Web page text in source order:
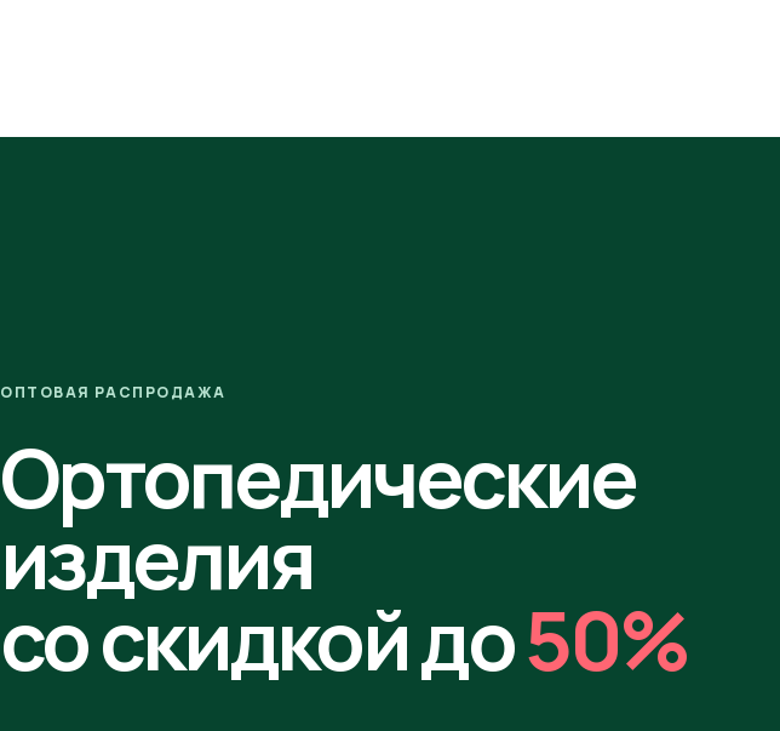
ОПТОВАЯ РАСПРОДАЖА
Ортопедические
изделия
со скидкой до50%